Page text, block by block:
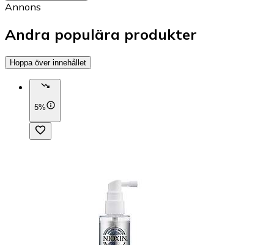
Annons
Andra populära produkter
Hoppa över innehållet
5%